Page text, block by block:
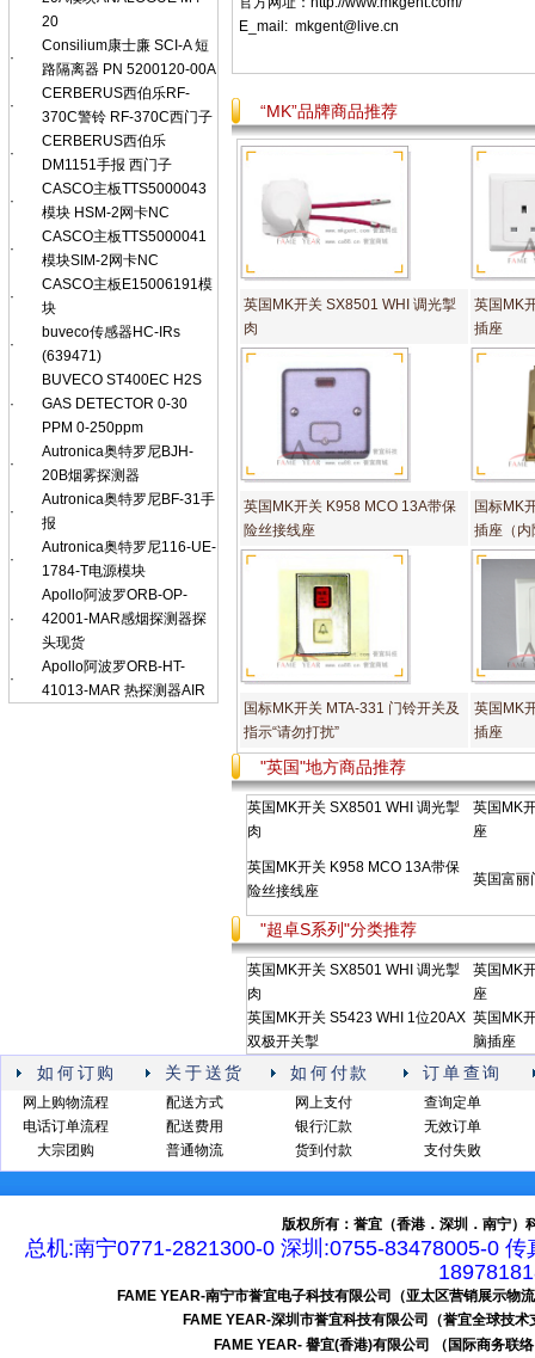
20
·
Consilium康士廉 SCI-A 短
路隔离器 PN 5200120-00A
·
CERBERUS西伯乐RF-
370C警铃 RF-370C西门子
·
CERBERUS西伯乐
DM1151手报 西门子
·
CASCO主板TTS5000043
模块 HSM-2网卡NC
·
CASCO主板TTS5000041
模块SIM-2网卡NC
·
CASCO主板E15006191模
块
·
buveco传感器HC-IRs
(639471)
·
BUVECO ST400EC H2S
GAS DETECTOR 0-30
PPM 0-250ppm
·
Autronica奥特罗尼BJH-
20B烟雾探测器
·
Autronica奥特罗尼BF-31手
报
·
Autronica奥特罗尼116-UE-
1784-T电源模块
·
Apollo阿波罗ORB-OP-
42001-MAR感烟探测器探
头现货
·
Apollo阿波罗ORB-HT-
41013-MAR 热探测器AIR
E_mail: mkgent@live.cn
“MK”品牌商品推荐
英国MK开关 SX8501 WHI 调光掣
肉
英国MK
插座
英国MK开关 K958 MCO 13A带保
险丝接线座
国标MK
插座（内
国标MK开关 MTA-331 门铃开关及
指示“请勿打扰”
英国MK
插座
"英国"地方商品推荐
英国MK开关 SX8501 WHI 调光掣
肉
英国MK
座
英国MK开关 K958 MCO 13A带保
险丝接线座
英国富丽
"超卓S系列"分类推荐
英国MK开关 SX8501 WHI 调光掣
肉
英国MK
座
英国MK开关 S5423 WHI 1位20AX
双极开关掣
英国MK
脑插座
如何订购 关于送货 如何付款 订单查询
网上购物流程
电话订单流程
大宗团购
配送方式
配送费用
普通物流
网上支付
银行汇款
货到付款
查询定单
无效订单
支付失败
版权所有：誉宜（香港．深圳．南宁
总机:南宁0771-2821300-0 深圳:0755-83478005-0
FAME YEAR-南宁市誉宜电子科技有限公司（亚太区营销展示物
FAME YEAR-深圳市誉宜科技有限公司（誉宜全球技术
FAME YEAR- 譽宜(香港)有限公司 （国际商务联